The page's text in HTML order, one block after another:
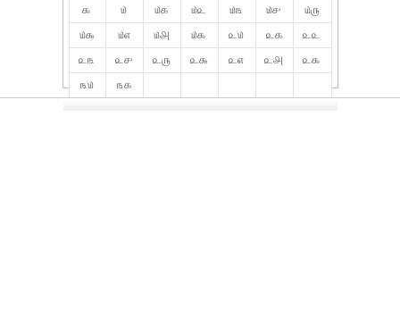
௯
௰ ௰௧ ௰௨ ௰௩ ௰௪
௰௫
௰௬
௰௭ ௰௮ ௰௯ ௨௰ ௨௧
௨௨
௨௩
௨௪ ௨௫ ௨௬ ௨௭ ௨௮
௨௯
௩௰
௩௧